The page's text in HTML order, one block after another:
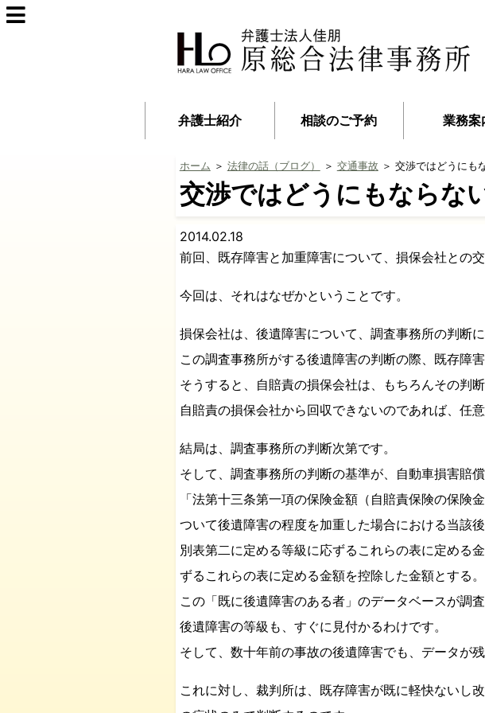
弁護士紹介 相談のご予約 業務案
ホーム ＞ 法律の話（ブログ） ＞ 交通事故 ＞ 交渉ではどうにも
交渉ではどうにもならな
2014.02.18
前回、既存障害と加重障害について、損保会社との
今回は、それはなぜかということです。
損保会社は、後遺障害について、調査事務所の判断に
この調査事務所がする後遺障害の判断の際、既存障
そうすると、自賠責の損保会社は、もちろんその判
自賠責の損保会社から回収できないのであれば、任
結局は、調査事務所の判断次第です。
そして、調査事務所の判断の基準が、自動車損害賠
「法第十三条第一項の保険金額（自賠責保険の保
ついて後遺障害の程度を加重した場合における当該
別表第二に定める等級に応ずるこれらの表に定める
ずるこれらの表に定める金額を控除した金額とする。
この「既に後遺障害のある者」のデータベースが調
後遺障害の等級も、すぐに見付かるわけです。
そして、数十年前の事故の後遺障害でも、データが
これに対し、裁判所は、既存障害が既に軽快ないし